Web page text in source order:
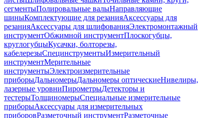
сегментыПолировальные валыНаправляющие
шиныКомплектующие для резанияАксессуары для
резанияАксессуары для шлифованияЭлектромонтажный
инструментОбжимной инструментПлоскогубцы,
круглогубцыКусачки, болторезы,
кабелерезыСпецинструментыИзмерительный
инструментМерительные
инструментыЭлектроизмерительные
приборыДальномерыДальномеры оптическиеНивелиры,
лазерные уровниПирометрыДетекторы и
тестерыТолщиномерыСпециальные измерительные
приборыАксессуары для измерительных
приборовРазметочный инструментРазметочные